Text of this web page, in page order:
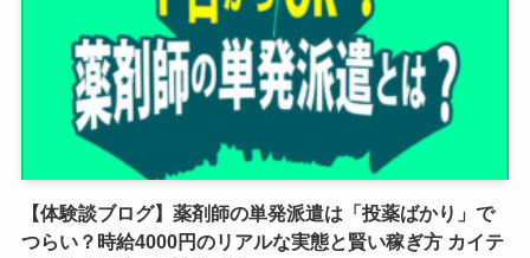
【体験談ブログ】薬剤師の単発派遣は「投薬ばかり」で
つらい？時給4000円のリアルな実態と賢い稼ぎ方 カイテ